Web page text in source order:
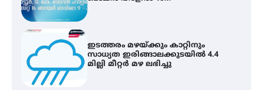
മില്ലി മീറ്റർ മഴ ലഭിച്ചു
ഐ.ഐ.ടി മദ്രാസ്സിൽ നിന്നും
ഡോക്ടറേറ്റ് – ഇരിങ്ങാലക്കുട
സ്വദേശി ആതിര എം കെ യുടെ